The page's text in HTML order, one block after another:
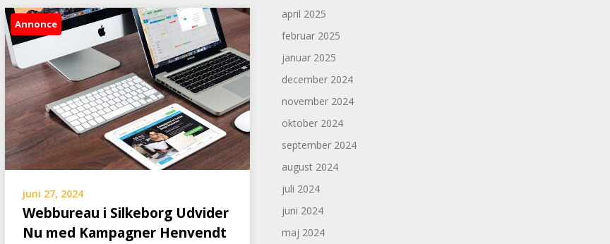
Annonce
juni 27, 2024
Webbureau i Silkeborg Udvider
Nu med Kampagner Henvendt
april 2025
februar 2025
januar 2025
december 2024
november 2024
oktober 2024
september 2024
august 2024
juli 2024
juni 2024
maj 2024